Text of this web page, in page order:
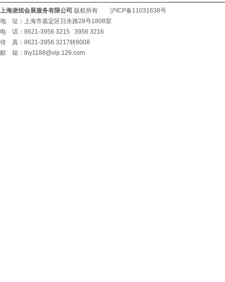
上海凌炫会展服务有限公司 版权所有 沪ICP备11031638号
地 址：上海市嘉定区日永路28号1808室
电 话：8621-3956 3215 3956 3216
传 真：8621-3956 3217转8008
邮 箱：
lhy1188@vip.126.com